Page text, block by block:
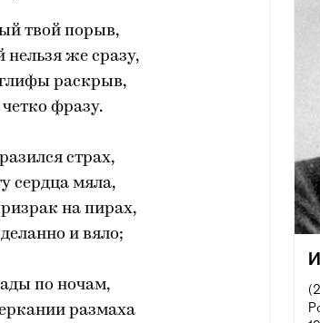
твой порыв,
же сразу,
раскрыв,
фразу.
страх,
сердца мяла,
на пирах,
и вяло;
по ночам,
размаха